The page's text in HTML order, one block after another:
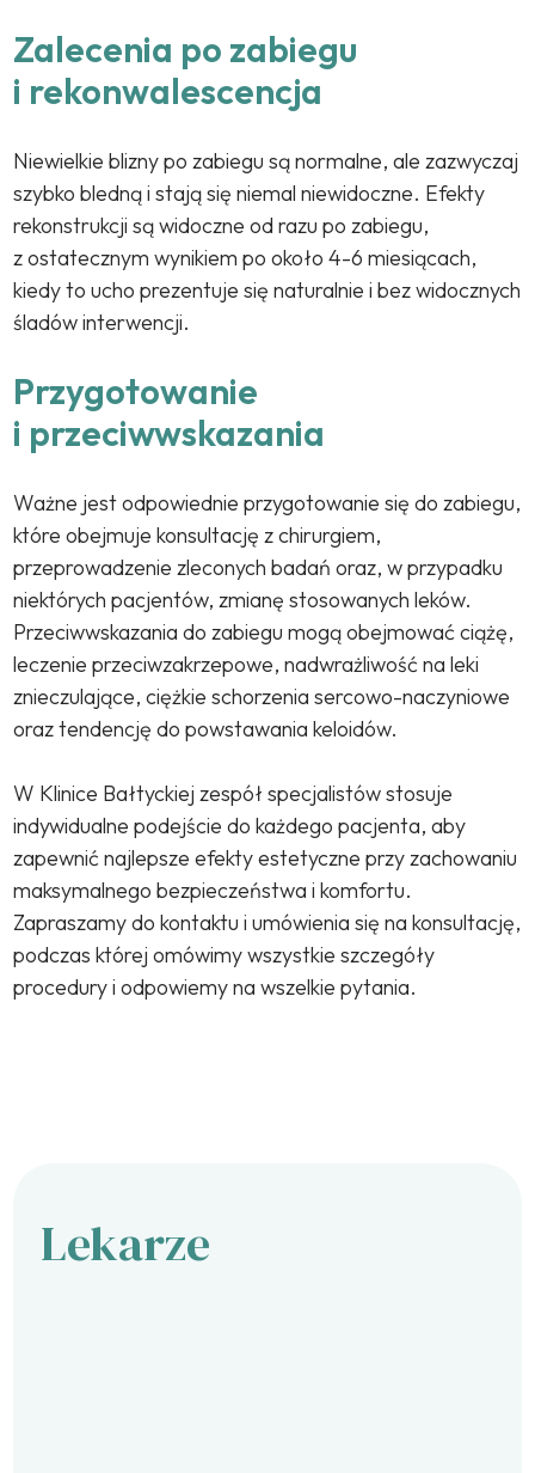
Zalecenia po zabiegu
i rekonwalescencja
Niewielkie blizny po zabiegu są normalne, ale zazwyczaj
szybko bledną i stają się niemal niewidoczne. Efekty
rekonstrukcji są widoczne od razu po zabiegu,
z ostatecznym wynikiem po około 4-6 miesiącach,
kiedy to ucho prezentuje się naturalnie i bez widocznych
śladów interwencji.
Przygotowanie
i przeciwwskazania
Ważne jest odpowiednie przygotowanie się do zabiegu,
które obejmuje konsultację z chirurgiem,
przeprowadzenie zleconych badań oraz, w przypadku
niektórych pacjentów, zmianę stosowanych leków.
Przeciwwskazania do zabiegu mogą obejmować ciążę,
leczenie przeciwzakrzepowe, nadwrażliwość na leki
znieczulające, ciężkie schorzenia sercowo-naczyniowe
oraz tendencję do powstawania keloidów.
W Klinice Bałtyckiej zespół specjalistów stosuje
indywidualne podejście do każdego pacjenta, aby
zapewnić najlepsze efekty estetyczne przy zachowaniu
maksymalnego bezpieczeństwa i komfortu.
Zapraszamy do kontaktu i umówienia się na konsultację,
podczas której omówimy wszystkie szczegóły
procedury i odpowiemy na wszelkie pytania.
Lekarze